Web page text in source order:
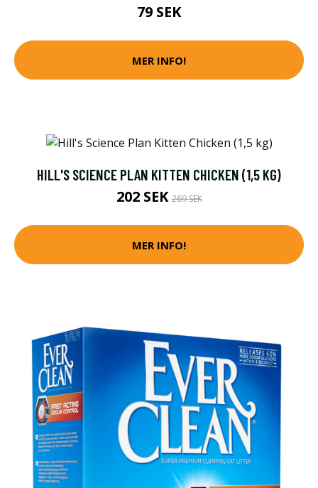
79 SEK
MER INFO!
HILL'S SCIENCE PLAN KITTEN CHICKEN (1,5 KG)
202 SEK269 SEK
MER INFO!